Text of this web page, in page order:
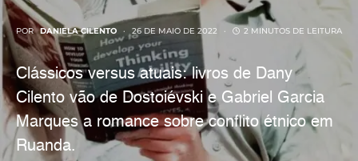
POR DANIELA CILENTO 26 DE MAIO DE 2022 2 MINUTOS DE LEITURA
Clássicos versus atuais: livros de Dany
Cilento vão de Dostoiévski e Gabriel Garcia
Marques a romance sobre conflito étnico em
Ruanda.